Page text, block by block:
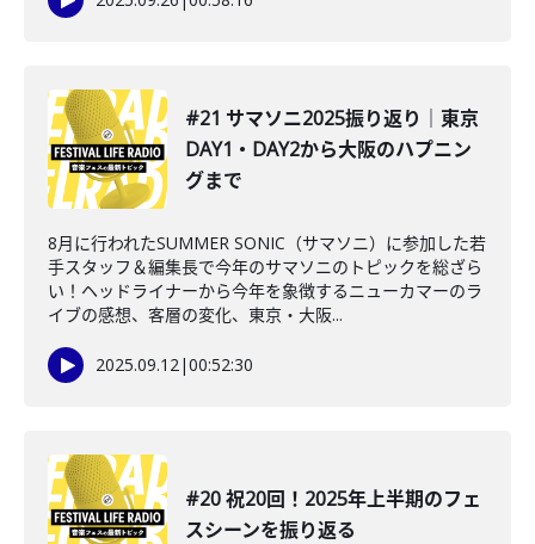
#21 サマソニ2025振り返り｜東京
DAY1・DAY2から大阪のハプニン
グまで
8月に行われたSUMMER SONIC（サマソニ）に参加した若
手スタッフ＆編集長で今年のサマソニのトピックを総ざら
い！ヘッドライナーから今年を象徴するニューカマーのラ
イブの感想、客層の変化、東京・大阪...
2025.09.12|00:52:30
#20 祝20回！2025年上半期のフェ
スシーンを振り返る